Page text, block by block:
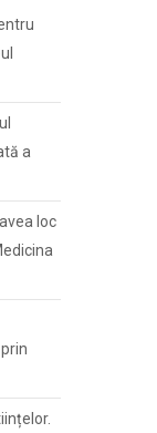
a
loc